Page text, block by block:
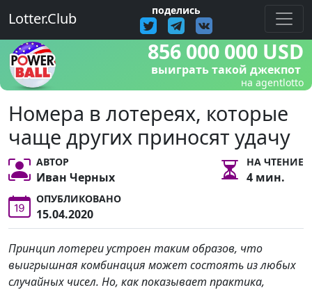
Lotter.Club поделись
856 000 000 USD
выиграть такой джекпот
на agentlotto
Номера в лотереях, которые
чаще других приносят удачу
АВТОР
Иван Черных
НА ЧТЕНИЕ
4 мин.
ОПУБЛИКОВАНО
15.04.2020
Принцип лотереи устроен таким образов, что
выигрышная комбинация может состоять из любых
случайных чисел. Но, как показывает практика,